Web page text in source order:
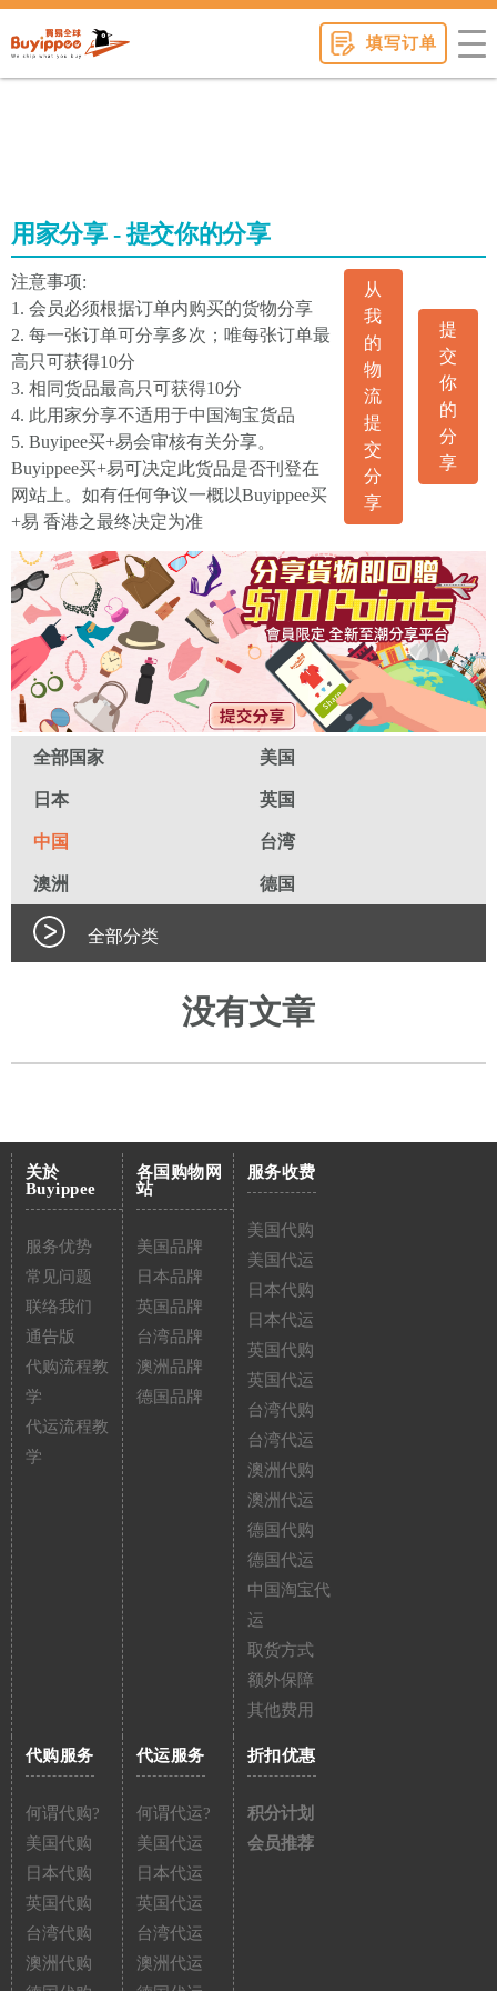
填写订单
用家分享 - 提交你的分享
注意事项:
1. 会员必须根据订单内购买的货物分享
2. 每一张订单可分享多次；唯每张订单最
高只可获得10分
3. 相同货品最高只可获得10分
4. 此用家分享不适用于中国淘宝货品
5. Buyipee买+易会审核有关分享。
Buyippee买+易可决定此货品是否刊登在
网站上。如有任何争议一概以Buyippee买
+易 香港之最终决定为准
从
我
的
物
流
提
交
分
享
提
交
你
的
分
享
全部国家 美国
日本 英国
中国 台湾
澳洲 德国
全部分类
没有文章
关於
Buyippee
服务优势
常见问题
联络我们
通告版
代购流程教
学
代运流程教
学
各国购物网
站
美国品牌
日本品牌
英国品牌
台湾品牌
澳洲品牌
德国品牌
服务收费
美国代购
美国代运
日本代购
日本代运
英国代购
英国代运
台湾代购
台湾代运
澳洲代购
澳洲代运
德国代购
德国代运
中国淘宝代
运
取货方式
额外保障
其他费用
代购服务
何谓代购?
美国代购
日本代购
英国代购
台湾代购
澳洲代购
代运服务
何谓代运?
美国代运
日本代运
英国代运
台湾代运
澳洲代运
折扣优惠
积分计划
会员推荐